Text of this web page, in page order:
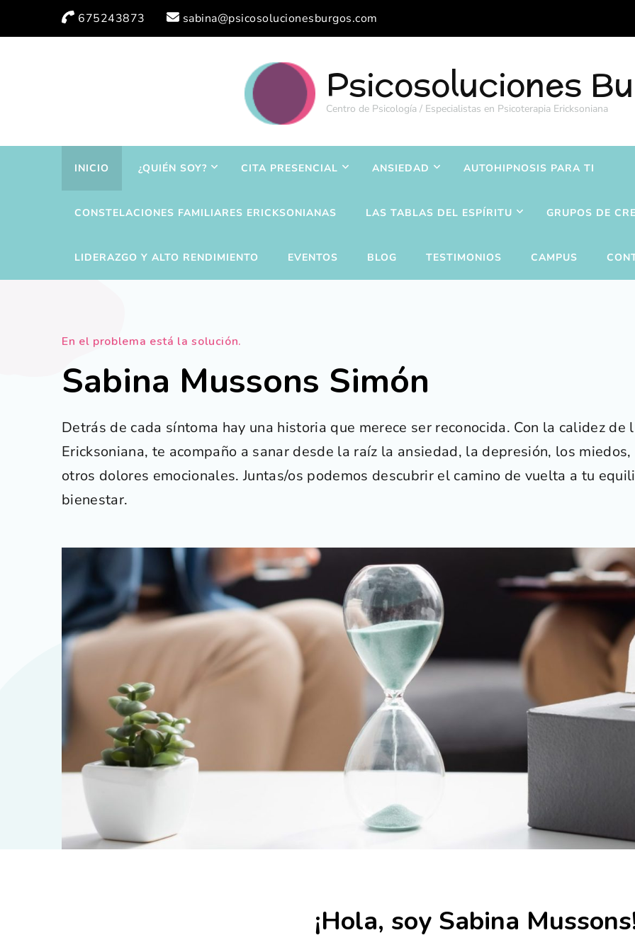
675243873 sabina@psicosolucionesburgos.com
Psicosoluciones
Centro de Psicología / Especialistas en Psicoterapia Ericksoniana
INICIO ¿QUIÉN SOY? CITA PRESENCIAL ANSIEDAD AUTOHIPNOSIS PARA TI
CONSTELACIONES FAMILIARES ERICKSONIANAS LAS TABLAS DEL ESPÍRITU GRUPOS DE
LIDERAZGO Y ALTO RENDIMIENTO EVENTOS BLOG TESTIMONIOS CAMPUS
En el problema está la solución.
Sabina Mussons Simón
Detrás de cada síntoma hay una historia que merece ser reconocida. Con la calidez de
Ericksoniana, te acompaño a sanar desde la raíz la ansiedad, la depresión, los
otros dolores emocionales. Juntas/os podemos descubrir el camino de vuelta a tu
bienestar.
¡Hola, soy Sabina